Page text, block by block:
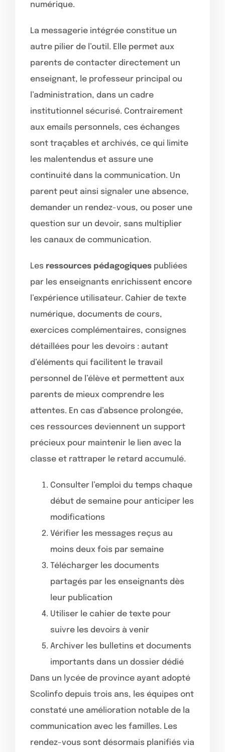
numérique.
La messagerie intégrée constitue un
autre pilier de l’outil. Elle permet aux
parents de contacter directement un
enseignant, le professeur principal ou
l’administration, dans un cadre
institutionnel sécurisé. Contrairement
aux emails personnels, ces échanges
sont traçables et archivés, ce qui limite
les malentendus et assure une
continuité dans la communication. Un
parent peut ainsi signaler une absence,
demander un rendez-vous, ou poser une
question sur un devoir, sans multiplier
les canaux de communication.
Les ressources pédagogiques publiées
par les enseignants enrichissent encore
l’expérience utilisateur. Cahier de texte
numérique, documents de cours,
exercices complémentaires, consignes
détaillées pour les devoirs : autant
d’éléments qui facilitent le travail
personnel de l’élève et permettent aux
parents de mieux comprendre les
attentes. En cas d’absence prolongée,
ces ressources deviennent un support
précieux pour maintenir le lien avec la
classe et rattraper le retard accumulé.
Consulter l’emploi du temps chaque
début de semaine pour anticiper les
modifications
Vérifier les messages reçus au
moins deux fois par semaine
Télécharger les documents
partagés par les enseignants dès
leur publication
Utiliser le cahier de texte pour
suivre les devoirs à venir
Archiver les bulletins et documents
importants dans un dossier dédié
Dans un lycée de province ayant adopté
Scolinfo depuis trois ans, les équipes ont
constaté une amélioration notable de la
communication avec les familles. Les
rendez-vous sont désormais planifiés via